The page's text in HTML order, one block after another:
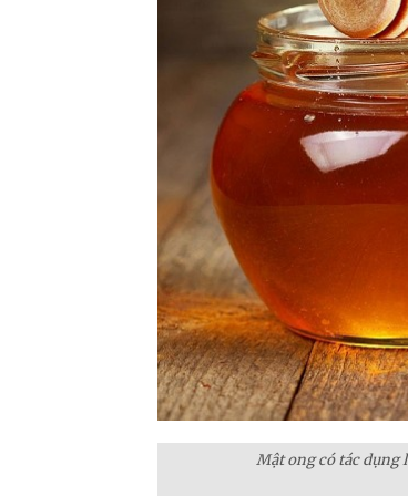
Mật ong có tác